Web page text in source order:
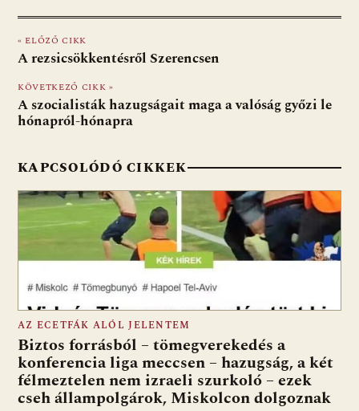
e
b
o
o
k
er at
s
A
p
p
d
di
ai
l
t za
g
« ELŐZŐ CIKK
A rezsicsökkentésről Szerencsen
KÖVETKEZŐ CIKK »
A szocialisták hazugságait maga a valóság győzi le
hónapról-hónapra
KAPCSOLÓDÓ CIKKEK
AZ ECETFÁK ALÓL JELENTEM
Biztos forrásból – tömegverekedés a
konferencia liga meccsen – hazugság, a két
félmeztelen nem izraeli szurkoló – ezek
cseh állampolgárok, Miskolcon dolgoznak